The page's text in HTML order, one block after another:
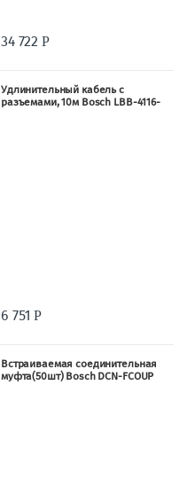
34 722Р
Удлинительный кабель с
разъемами, 10м Bosch LBB-4116-
6 751Р
Встраиваемая соединительная
муфта(50шт) Bosch DCN-FCOUP